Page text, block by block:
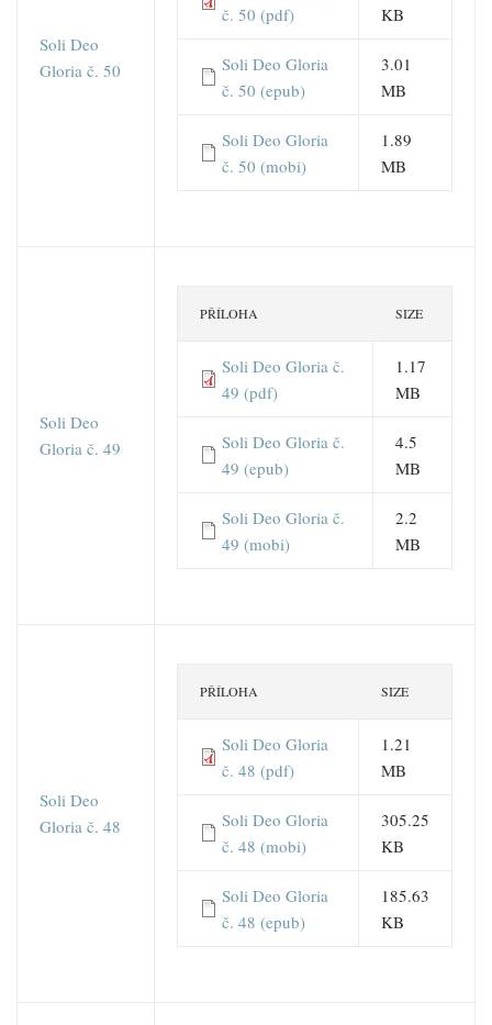
Soli Deo
Gloria č. 50
č. 50 (pdf)
KB
Soli Deo Gloria
č. 50 (epub)
3.01
MB
Soli Deo Gloria
č. 50 (mobi)
1.89
MB
Soli Deo
Gloria č. 49
PŘÍLOHA SIZE
Soli Deo Gloria č.
49 (pdf)
1.17
MB
Soli Deo Gloria č.
49 (epub)
4.5
MB
Soli Deo Gloria č.
49 (mobi)
2.2
MB
Soli Deo
Gloria č. 48
PŘÍLOHA SIZE
Soli Deo Gloria
č. 48 (pdf)
1.21
MB
Soli Deo Gloria
č. 48 (mobi)
305.25
KB
Soli Deo Gloria
č. 48 (epub)
185.63
KB